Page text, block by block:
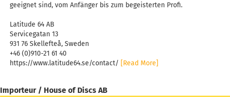
geeignet sind, vom Anfänger bis zum begeisterten Profi.
Latitude 64 AB
Servicegatan 13
931 76 Skellefteå, Sweden
+46 (0)910-21 61 40
https://www.latitude64.se/contact/ [Read More]
Importeur / House of Discs AB